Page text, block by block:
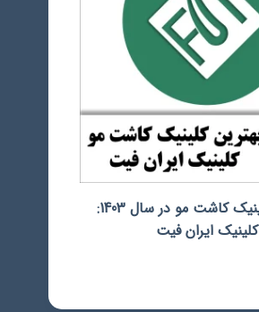
بهترین کلینیک کاشت مو در سال 1403:
کلینیک ایران فیت